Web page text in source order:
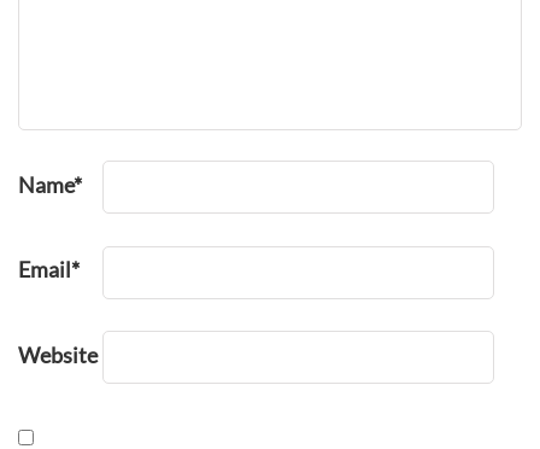
Name*
Email*
Website